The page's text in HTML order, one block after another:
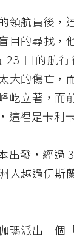
領航員後，
目的尋找，
23 日的航
大的傷亡，
屹立著，而
這裡是卡利
出發，經過
人越過伊斯
瑪派出一個